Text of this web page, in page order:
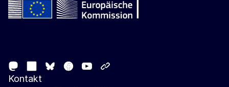
MastodonLinkedIn
Bluesky
Facebook
Youtube
Kontakt